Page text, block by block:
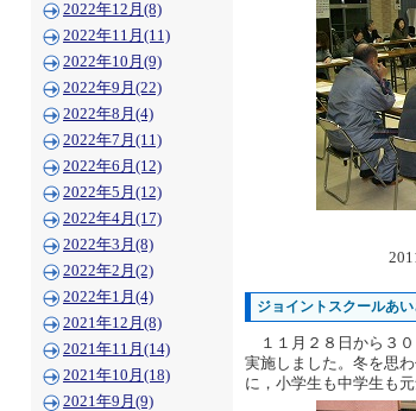
2022年12月(8)
2022年11月(11)
2022年10月(9)
2022年9月(22)
2022年8月(4)
2022年7月(11)
2022年6月(12)
2022年5月(12)
2022年4月(17)
2022年3月(8)
2022年2月(2)
2022年1月(4)
2021年12月(8)
2021年11月(14)
2021年10月(18)
2021年9月(9)
ジョイントスクールあ
１１月２８日から３０
実施しました。冬を思
に，小学生も中学生も